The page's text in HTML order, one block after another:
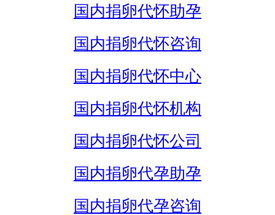
国内捐卵代怀助孕
国内捐卵代怀咨询
国内捐卵代怀中心
国内捐卵代怀机构
国内捐卵代怀公司
国内捐卵代孕助孕
国内捐卵代孕咨询